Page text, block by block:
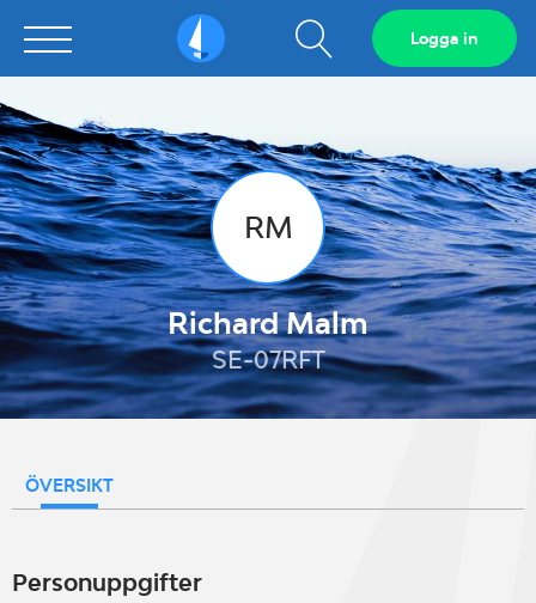
Sailarena Visa
sökfält
Logga in
RM
Richard Malm
SE-07RFT
ÖVERSIKT
Personuppgifter